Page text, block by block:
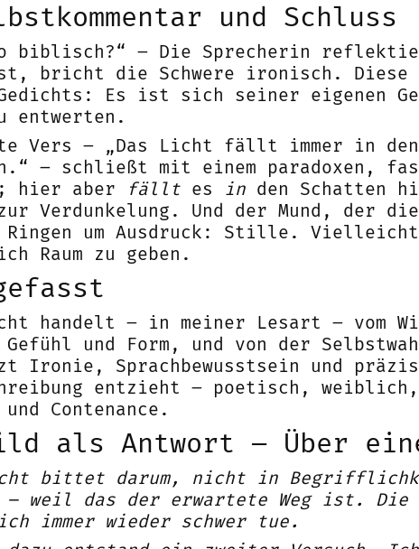
und Schluss
so biblisch?“ – Die Sprecherin
bricht die Schwere ironisch.
Es ist sich seiner eigenen
entwerten.
Vers – „Das Licht fällt immer in
– schließt mit einem paradoxen,
hier aber
fällt es in den Schatten
Verdunkelung. Und der Mund, der
Ringen um Ausdruck: Stille.
Raum zu geben.
handelt – in meiner Lesart – vom
Gefühl und Form, und von der
Ironie, Sprachbewusstsein und
entzieht – poetisch,
Contenance.
als Antwort – Über
bittet darum, nicht in
– weil das der erwartete Weg ist. Die
immer wieder schwer tue.